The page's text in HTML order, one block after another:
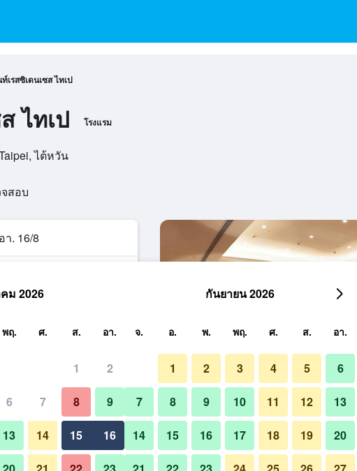
เรสซิเดนเซส ไทเป
ไทเป โรงแรม
ไต้หวัน
สอบ
อา. 16/8
)
เช็คดีล
เลานจ์
ม 2026
พฤ. ศ. ส. อา.
1 2
6 7 8 9
13 14 15 16
กันยายน 2026
จ. อ. พ. พฤ. ศ. ส. อา.
1 2 3 4 5 6
7 8 9 10 11 12 13
14 15 16 17 18 19 20